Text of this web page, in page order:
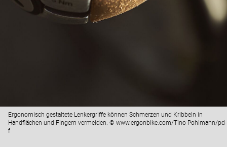
Ergonomisch gestaltete Lenkergriffe können Schmerzen und Kribbeln in
Handflächen und Fingern vermeiden. © www.ergonbike.com/Tino Pohlmann/pd-
f